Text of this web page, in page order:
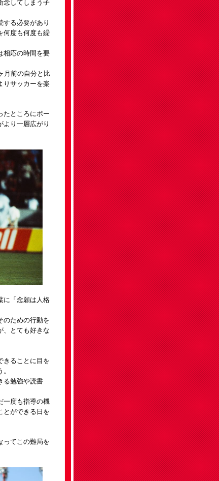
念してしまう子
する必要があり
何度も何度も繰
相応の時間を要
月前の自分と比
りサッカーを楽
たところにボー
より一層広がり
に「念願は人格
のための行動を
、とても好きな
きることに目を
る勉強や読書
一度も指導の機
とができる日を
ってこの難局を